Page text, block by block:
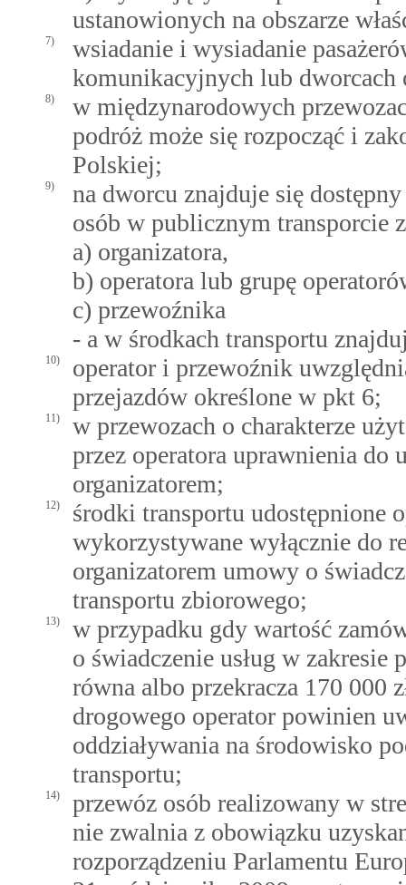
ustanowionych na obszarze
7)
wsiadanie i wysiadanie
komunikacyjnych lub dworcach
8)
w międzynarodowych
podróż może się rozpocząć i
Polskiej;
9)
na dworcu znajduje się
osób w publicznym transporcie
a) organizatora,
b) operatora lub grupę
c) przewoźnika
- a w środkach transportu
10)
operator i przewoźnik
przejazdów określone w pkt 6;
11)
w przewozach o charakterze
przez operatora uprawnienia
organizatorem;
12)
środki transportu udostępnione
wykorzystywane wyłącznie do
organizatorem umowy o
transportu zbiorowego;
13)
w przypadku gdy wartość
o świadczenie usług w
równa albo przekracza 170 000
drogowego operator powinien
oddziaływania na środowisko
transportu;
14)
przewóz osób realizowany w
nie zwalnia z obowiązku
rozporządzeniu Parlamentu